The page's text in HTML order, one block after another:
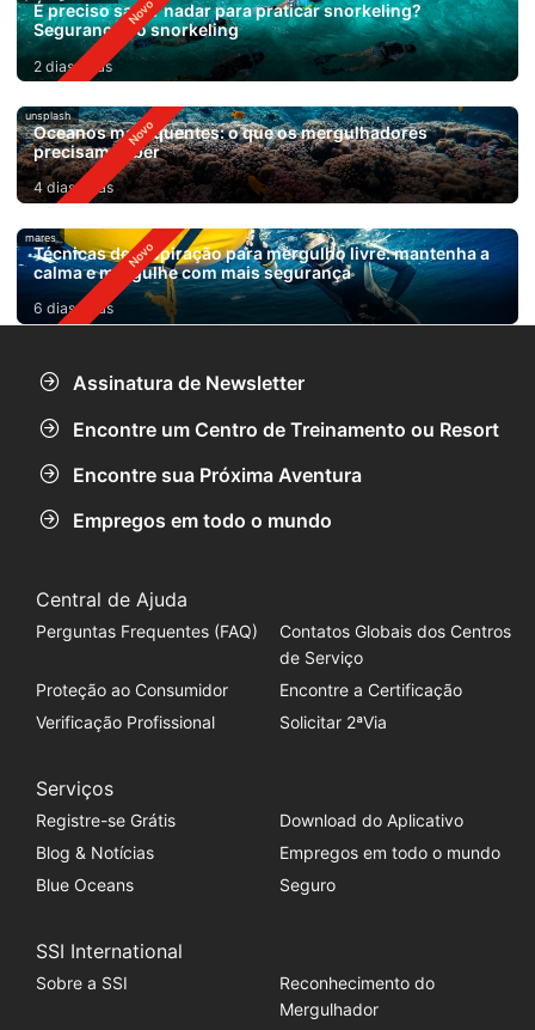
É preciso saber nadar para praticar snorkeling?
Segurança no snorkeling
2 dias atrás
unsplash
Oceanos mais quentes: o que os mergulhadores
precisam saber
4 dias atrás
mares
Técnicas de respiração para mergulho livre: mantenha a
calma e mergulhe com mais segurança
6 dias atrás
Assinatura de Newsletter
Encontre um Centro de Treinamento ou Resort
Encontre sua Próxima Aventura
Empregos em todo o mundo
Central de Ajuda
Perguntas Frequentes (FAQ)
Contatos Globais dos Centros
de Serviço
Proteção ao Consumidor
Encontre a Certificação
Verificação Profissional
Solicitar 2ªVia
Serviços
Registre-se Grátis
Download do Aplicativo
Blog & Notícias
Empregos em todo o mundo
Blue Oceans
Seguro
SSI International
Sobre a SSI
Reconhecimento do
Mergulhador